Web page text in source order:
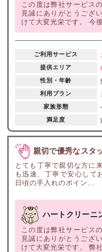
この度は弊社サービス
見誠にありがとうござ
けて大変光栄です。 今
ご利用サービス
提供エリア
性別・年齢
利用プラン
家族形態
満足度
親切で優秀なスタ
とても丁寧で親切な方に
も迅速、丁寧で安心して
日頃の手入れのポイン...
ハートクリーニ
この度は弊社サービス
見誠にありがとうござ
けて大変光栄です。 弊